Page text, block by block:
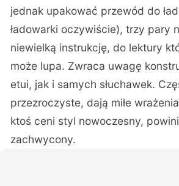
jednak upakować przewód do
ładowarki oczywiście), trzy pary
niewielką instrukcję, do lektury
może lupa. Zwraca uwagę
etui, jak i samych słuchawek.
przezroczyste, dają miłe
ktoś ceni styl nowoczesny,
zachwycony.